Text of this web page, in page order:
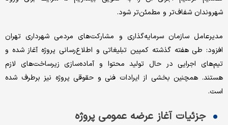
شهروندان شفاف‌تر و مطمئن‌تر شود.
مدیرعامل سازمان سرمایه‌گذاری و مشارکت‌های مردمی شهرداری تهران
افزود: طی هفته گذشته کمپین تبلیغاتی و اطلاع‌رسانی پروژه آغاز شده و
تیم‌های اجرایی در حال تولید محتوا و آماده‌سازی زیرساخت‌های لازم
هستند. همچنین بخشی از ایرادات فنی و حقوقی پروژه نیز برطرف شده
است.
جزئیات آغاز عرضه عمومی پروژه